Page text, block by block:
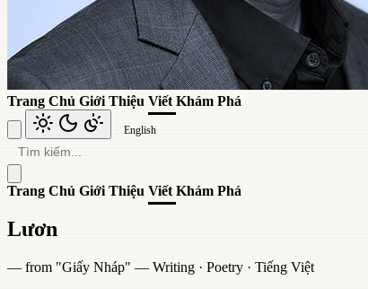
Trang Chủ Giới Thiệu Viết Khám Phá
English
Trang Chủ Giới Thiệu Viết Khám Phá
Lươn
— from "Giấy Nháp" — Writing · Poetry · Tiếng Việt